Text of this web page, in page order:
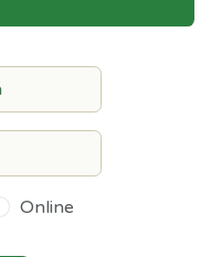
Online